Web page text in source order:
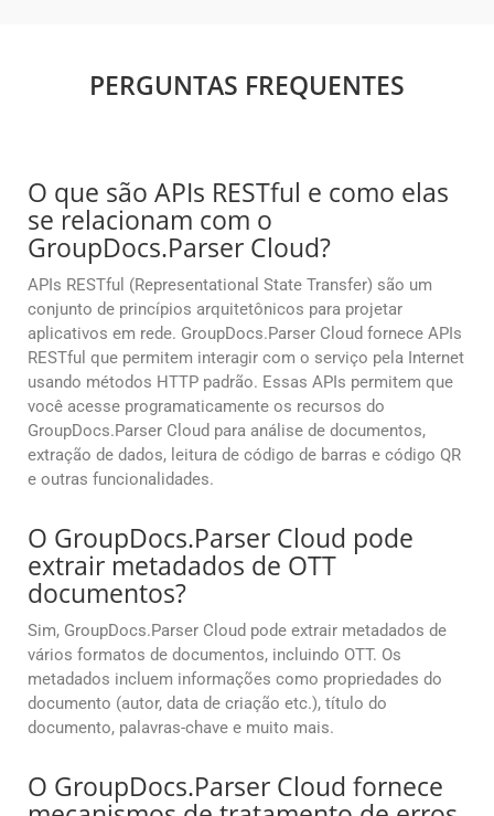
PERGUNTAS FREQUENTES
O que são APIs RESTful e como elas
se relacionam com o
GroupDocs.Parser Cloud?
APIs RESTful (Representational State Transfer) são um
conjunto de princípios arquitetônicos para projetar
aplicativos em rede. GroupDocs.Parser Cloud fornece APIs
RESTful que permitem interagir com o serviço pela Internet
usando métodos HTTP padrão. Essas APIs permitem que
você acesse programaticamente os recursos do
GroupDocs.Parser Cloud para análise de documentos,
extração de dados, leitura de código de barras e código QR
e outras funcionalidades.
O GroupDocs.Parser Cloud pode
extrair metadados de OTT
documentos?
Sim, GroupDocs.Parser Cloud pode extrair metadados de
vários formatos de documentos, incluindo OTT. Os
metadados incluem informações como propriedades do
documento (autor, data de criação etc.), título do
documento, palavras-chave e muito mais.
O GroupDocs.Parser Cloud fornece